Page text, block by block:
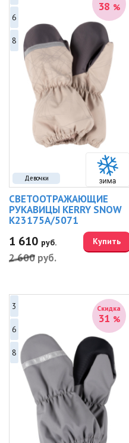
Девочки
38 %
6
8
СВЕТООТРАЖАЮЩИЕ
РУКАВИЦЫ KERRY SNOW
K23175A/5071
1 610 руб.
2 600 руб.
Купить
Скидка
31 %
3
6
8